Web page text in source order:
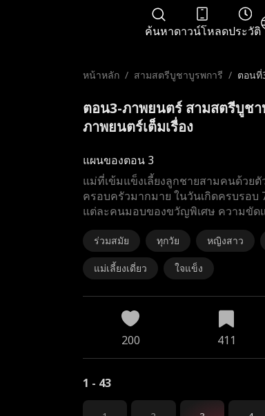
ค้นหาดาวน์โหลดประวัติ
หน้าหลัก / สามสตรีบูชาบูรพการี / ตอนที่
ตอน3-ภาพยนตร์ สามสตรีบูชา
ภาพยนตร์เต็มเรื่อง
แผนของตอน 3
แม่ที่เข้มแข็งเลี้ยงลูกชายสามคนด้วย
ครอบครัวมากมาย ในวันเกิดครบรอบ
แต่ละคนมอบของขวัญพิเศษ ความขัด
ร่วมสมัย ทุกวัย หญิงสาว
แม่เลี้ยงเดี่ยว ใจแข็ง
200 411
1 - 43